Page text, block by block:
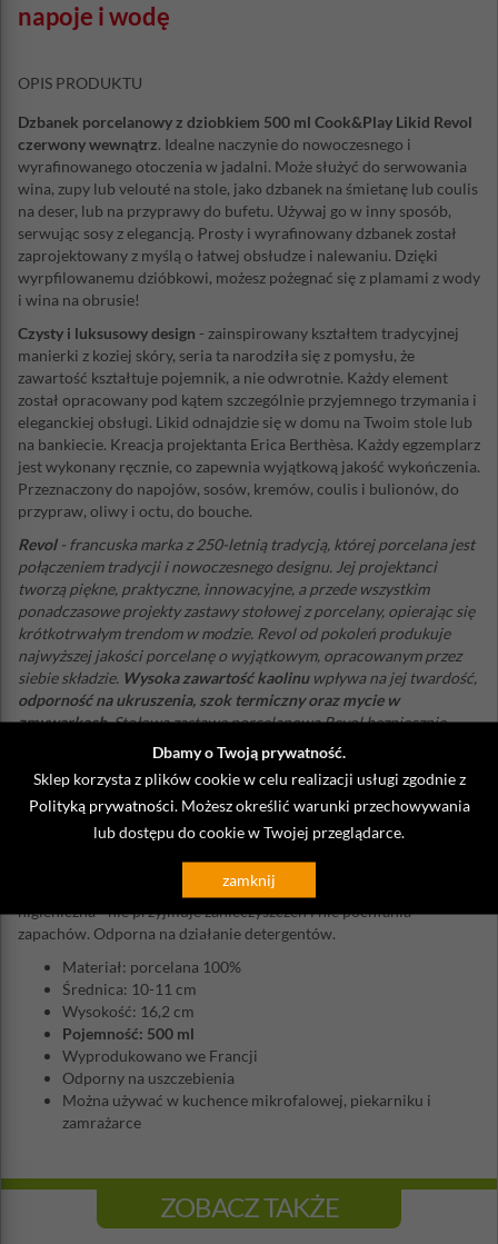
Dbamy o Twoją prywatność.
Sklep korzysta z plików cookie w celu realizacji usługi zgodnie z
Polityką prywatności . Możesz określić warunki przechowywania
lub dostępu do cookie w Twojej przeglądarce.
zamknij
napoje i wodę
OPIS PRODUKTU
Dzbanek porcelanowy z dziobkiem 500 ml Cook&Play Likid Revol
czerwony wewnątrz. Idealne naczynie do nowoczesnego i
wyrafinowanego otoczenia w jadalni. Może służyć do serwowania
wina, zupy lub velouté na stole, jako dzbanek na śmietanę lub coulis
na deser, lub na przyprawy do bufetu. Używaj go w inny sposób,
serwując sosy z elegancją. Prosty i wyrafinowany dzbanek został
zaprojektowany z myślą o łatwej obsłudze i nalewaniu. Dzięki
wyrpfilowanemu dzióbkowi, możesz pożegnać się z plamami z wody
i wina na obrusie!
Czysty i luksusowy design - zainspirowany kształtem tradycyjnej
manierki z koziej skóry, seria ta narodziła się z pomysłu, że
zawartość kształtuje pojemnik, a nie odwrotnie. Każdy element
został opracowany pod kątem szczególnie przyjemnego trzymania i
eleganckiej obsługi. Likid odnajdzie się w domu na Twoim stole lub
na bankiecie. Kreacja projektanta Erica Berthèsa. Każdy egzemplarz
jest wykonany ręcznie, co zapewnia wyjątkową jakość wykończenia.
Przeznaczony do napojów, sosów, kremów, coulis i bulionów, do
przypraw, oliwy i octu, do bouche.
Revol- francuska marka z 250-letnią tradycją, której porcelana jest
połączeniem tradycji i nowoczesnego designu. Jej projektanci
tworzą piękne, praktyczne, innowacyjne, a przede wszystkim
ponadczasowe projekty zastawy stołowej z porcelany, opierając się
krótkotrwałym trendom w modzie. Revol od pokoleń produkuje
najwyższej jakości porcelanę o wyjątkowym, opracowanym przez
siebie składzie. Wysoka zawartość kaolinuwpływa na jej twardość,
odporność na ukruszenia, szok termiczny oraz mycie w
zmywarkach. Stołową zastawę porcelanową Revol bezpiecznie
można używać do gotowania, pieczenia, a nawet zamrażania -
wytrzymuje temperaturę od -40°C do + 300°C
produkcji jest wykonywanych ręcznie co dowodzi, że tego
francuskiego producenta wyróżnia prawdziwe zamiłowanie do
Porcelana Revol jest w 100%bezpieczna w kontakcie z żywnością
Dzięki niskiej porowatości (0,05%), jej powierzchnia jest
higieniczna - nie przyjmuje zanieczyszczeń i nie pochłania
zapachów. Odporna na działanie detergentów.
Materiał: porcelana 100%
Średnica: 10-11 cm
Wysokość: 16,2 cm
Pojemność: 500 ml
Wyprodukowano we Francji
Odporny na uszczebienia
Można używać w kuchence mikrofalowej, piekarniku i
zamrażarce
ZOBACZ TAKŻE